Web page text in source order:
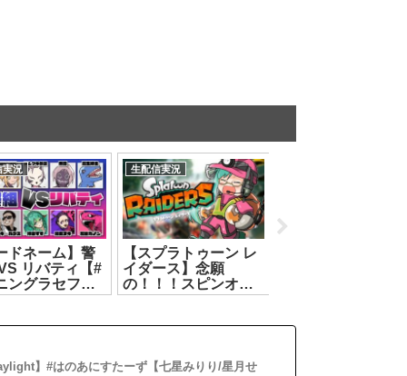
実況
ドネーム】警
リバティ【#
ングラセフ】
生配信実況
【スプラトゥーン レ
イダース】念願
の！！！スピンオ
フ！！！【神楽す
[2026.07.25]
】#はのあにすたーず【七星みりり/星月せ